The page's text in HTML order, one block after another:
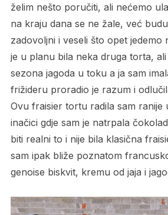
želim nešto poručiti, ali nećemo
na kraju dana se ne žale, već
zadovoljni i veseli što opet jedemo
je u planu bila neka druga torta,
sezona jagoda u toku a ja sam
frižideru proradio je razum i
Ovu fraisier tortu radila sam ranije
inačici gdje sam je natrpala
biti realni to i nije bila klasična
sam ipak bliže poznatom
genoise biskvit, kremu od jaja i